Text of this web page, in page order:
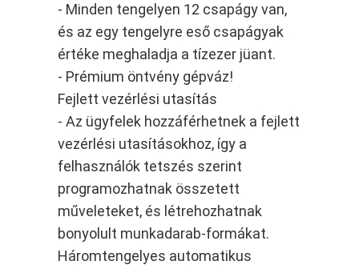
- Minden tengelyen 12 csapágy van,
és az egy tengelyre eső csapágyak
értéke meghaladja a tízezer jüant.
- Prémium öntvény gépváz!
Fejlett vezérlési utasítás
- Az ügyfelek hozzáférhetnek a fejlett
vezérlési utasításokhoz, így a
felhasználók tetszés szerint
programozhatnak összetett
műveleteket, és létrehozhatnak
bonyolult munkadarab-formákat.
Háromtengelyes automatikus